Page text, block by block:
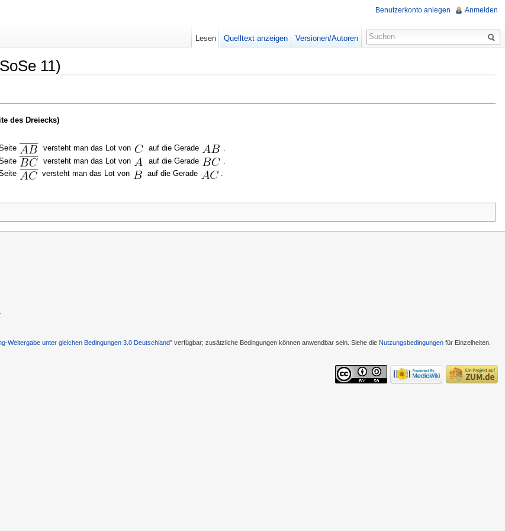
11)
des Dreiecks)
versteht man das Lot von auf die Gerade
versteht man das Lot von auf die Gerade
versteht man das Lot von auf die Gerade .
Benutzerkonto anlegen Anmelden
Lesen Quelltext anzeigen Versionen/Autoren
Weitergabe unter gleichen Bedingungen 3.0 Deutschland" verfügbar; zusätzliche Bedingungen können anwendbar sein. Siehe die Nutzungsbedingungen für Einzelheiten.